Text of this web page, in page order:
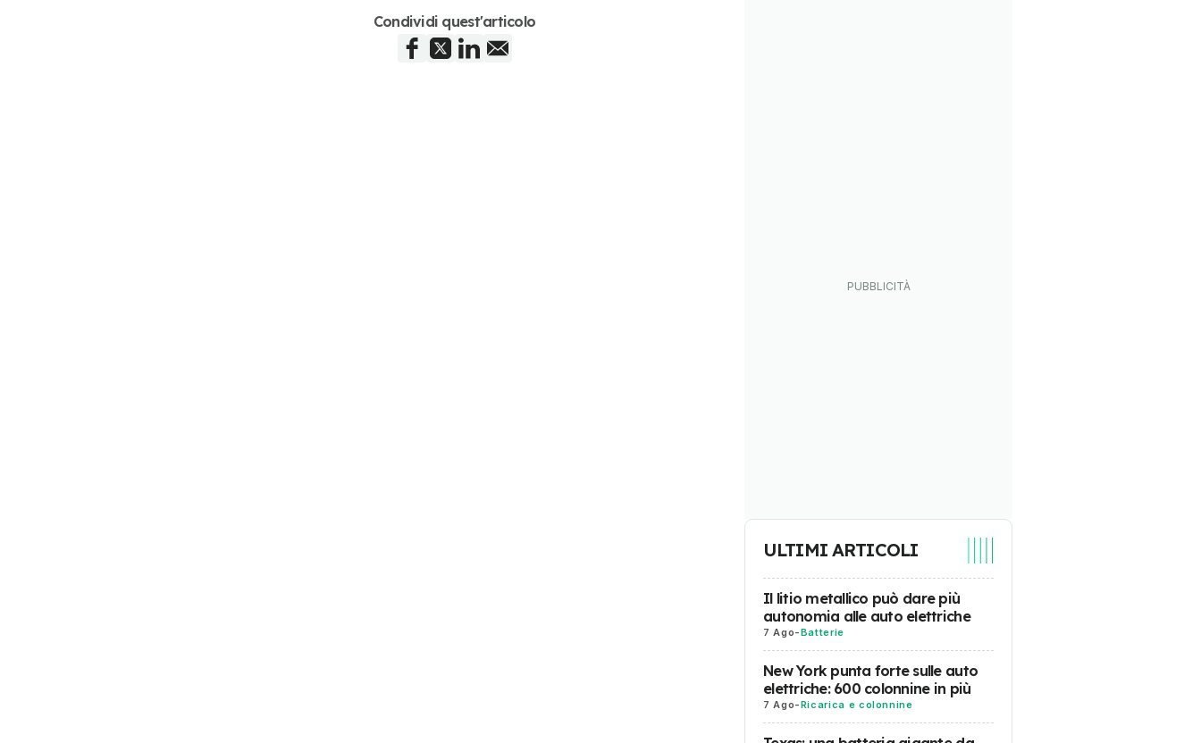
Condividi quest'articolo
ULTIMI ARTICOLI
Il litio metallico può dare più
autonomia alle auto elettriche
7 Ago-Batterie
New York punta forte sulle auto
elettriche: 600 colonnine in più
7 Ago-Ricarica e colonnine